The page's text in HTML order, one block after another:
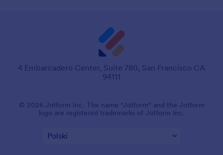
4 Embarcadero Center, Suite 780, San Francisco CA
94111
© 2026 Jotform Inc. The name "Jotform" and the Jotform
logo are registered trademarks of Jotform Inc.